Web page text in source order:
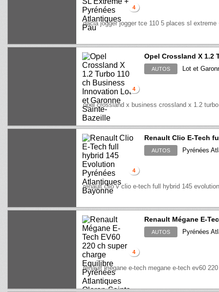
4
dacia jogger jogger tce 110 5 places sl extreme
4
Opel Crossland X 1.2
AUTOS Lot et
opel crossland x business crossland x 1.2
4
Renault Clio E-Tech
AUTOS Pyrénées
renault clio v clio e-tech full hybrid 145 evolution
4
Renault Mégane E-
AUTOS Pyrénées
renault megane e-tech megane e-tech ev60